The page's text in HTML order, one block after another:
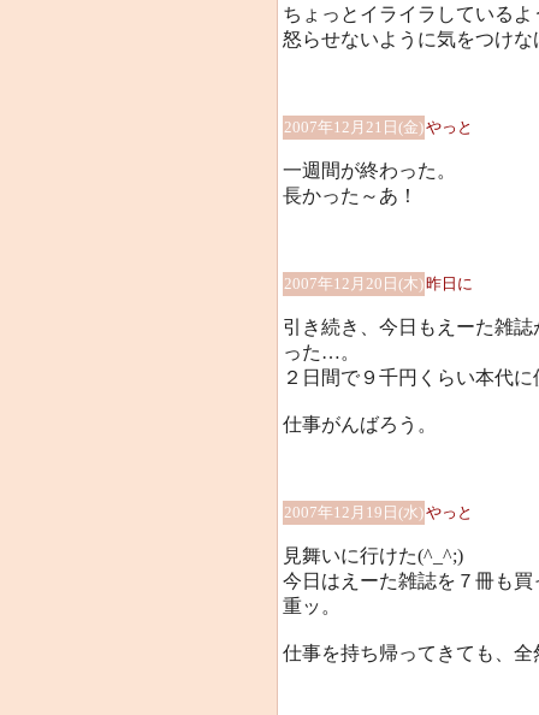
ちょっとイライラしているよ
怒らせないように気をつけな
2007年12月21日(金)やっと
一週間が終わった。
長かった～あ！
2007年12月20日(木)昨日に
引き続き、今日もえーた雑
った…。
２日間で９千円くらい本代
仕事がんばろう。
2007年12月19日(水)やっと
見舞いに行けた(^_^;)
今日はえーた雑誌を７冊も
重ッ。
仕事を持ち帰ってきても、全